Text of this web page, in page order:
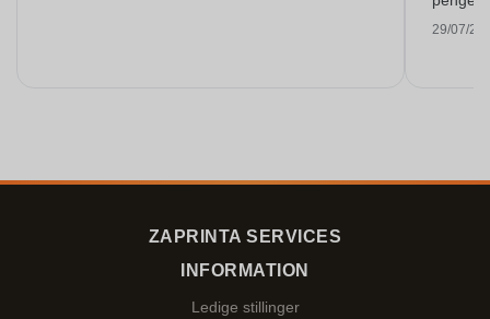
29/07/
ZAPRINTA SERVICES
INFORMATION
Ledige stillinger